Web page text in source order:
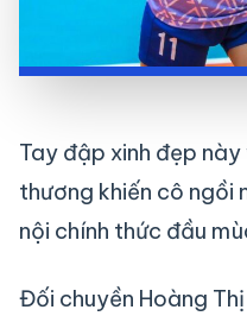
Tay đập xinh đẹp
thương khiến cô ngồi
nội chính thức đầu
Đối chuyền Hoàng